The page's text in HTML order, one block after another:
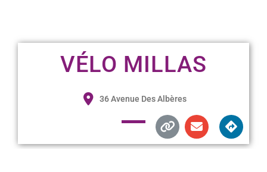
VÉLO MILLAS
36 Avenue Des Albères